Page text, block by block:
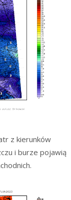
z kierunków
i burze pojawią